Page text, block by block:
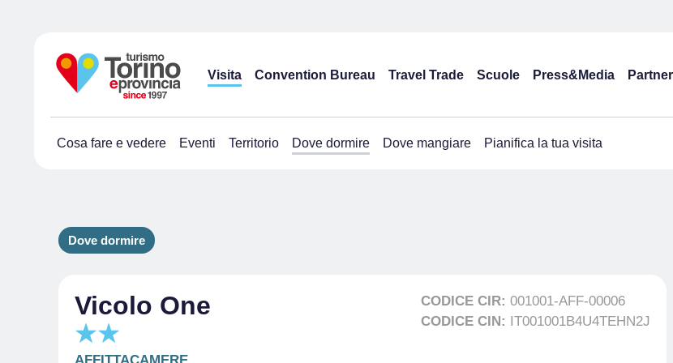
Visita Convention Bureau Travel Trade Scuole Press&Media
Cosa fare e vedere Eventi Territorio Dove dormire Dove mangiare Pianifica la tua visita
Dove dormire
Vicolo One CODICE CIR: 001001-AFF-00006
CODICE CIN: IT001001B4U4TEHN2J